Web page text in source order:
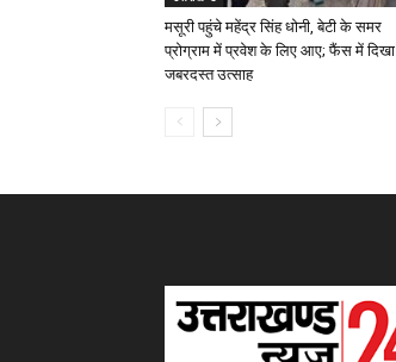
मसूरी पहुंचे महेंद्र सिंह धोनी, बेटी के समर
प्रोग्राम में प्रवेश के लिए आए; फैंस में दिखा
जबरदस्त उत्साह